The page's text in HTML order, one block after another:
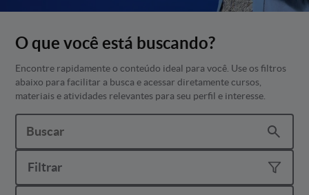
O que você está buscando?
Encontre rapidamente o conteúdo ideal para você. Use os filtros
abaixo para facilitar a busca e acessar diretamente cursos,
materiais e atividades relevantes para seu perfil e interesse.
Filtrar